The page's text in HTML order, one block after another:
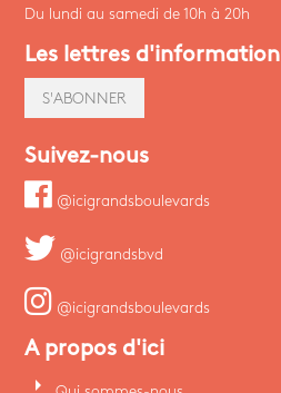
Du lundi au samedi de 10h à 20h
Les lettres d'information
S'ABONNER
Suivez-nous
@icigrandsboulevards
@icigrandsbvd
@icigrandsboulevards
A propos d'ici
arrow_right